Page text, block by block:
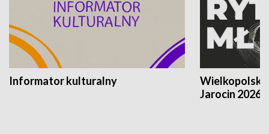
Informator kulturalny
Jarocin 2026